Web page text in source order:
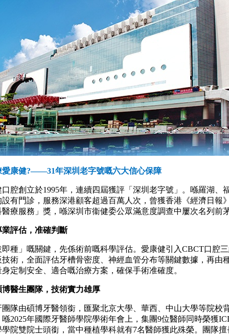
康健?——31年深圳老字號嘅六大信心保障
創立於1995年，連續四屆獲評「深圳老字號」。喺羅湖、
有門診，服務深港顧客超過百萬人次，曾獲香港《經濟日報
療服務」獎，喺深圳市衞健委公眾滿意度調查中屢次名列前
評估，准確判斷
」嘅關鍵，先係術前嘅科學評估。愛康健引入CBCT口腔三
術，全面評估牙槽骨密度、神經血管分布等關鍵數據，再由
定制安全、適合嘅治療方案，確保手術准確度。
生團隊，技術實力雄厚
由碩博牙醫領銜，匯聚北京大學、華西、中山大學等院校
2025年國際牙醫師學院學術年會上，集團9位醫師同時榮獲
院雙院士頭銜，當中種植學科就有7名醫師獲此殊榮。團隊